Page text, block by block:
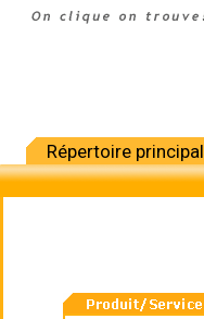
Répertoire principal